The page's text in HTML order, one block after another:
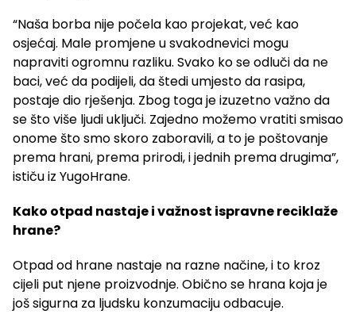
“Naša borba nije počela kao projekat, već kao
osjećaj. Male promjene u svakodnevici mogu
napraviti ogromnu razliku. Svako ko se odluči da ne
baci, već da podijeli, da štedi umjesto da rasipa,
postaje dio rješenja. Zbog toga je izuzetno važno da
se što više ljudi uključi. Zajedno možemo vratiti smisao
onome što smo skoro zaboravili, a to je poštovanje
prema hrani, prema prirodi, i jednih prema drugima”,
ističu iz YugoHrane.
Kako otpad nastaje i važnost ispravne reciklaže
hrane?
Otpad od hrane nastaje na razne načine, i to kroz
cijeli put njene proizvodnje. Obično se hrana koja je
još sigurna za ljudsku konzumaciju odbacuje.